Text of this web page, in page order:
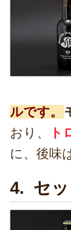
ルです。
おり、
ト
に、後味
4. セッ